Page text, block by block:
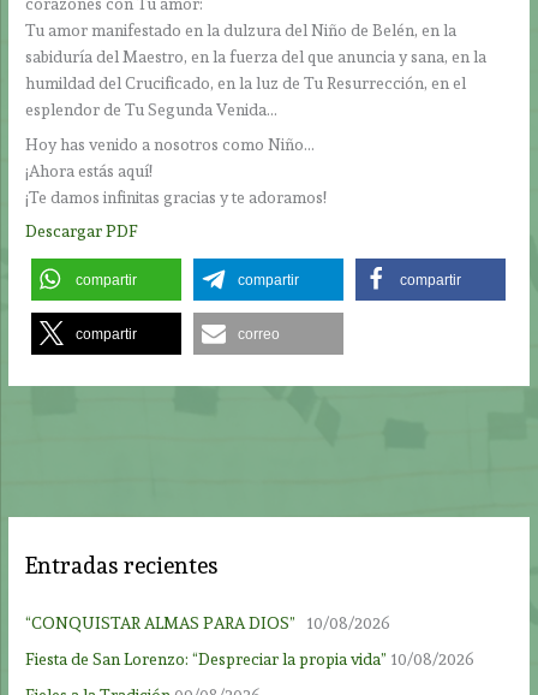
Tu amor manifestado en la dulzura del Niño de Belén, en la
sabiduría del Maestro, en la fuerza del que anuncia y sana, en la
humildad del Crucificado, en la luz de Tu Resurrección, en el
esplendor de Tu Segunda Venida…
Hoy has venido a nosotros como Niño…
¡Ahora estás aquí!
¡Te damos infinitas gracias y te adoramos!
Descargar PDF
compartir compartir compartir
compartir correo
Entradas recientes
“CONQUISTAR ALMAS PARA DIOS”
10/08/2026
Fiesta de San Lorenzo: “Despreciar la propia vida” 10/08/2026